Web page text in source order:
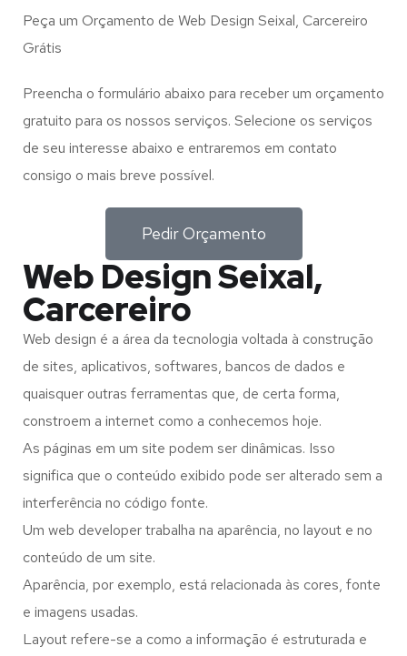
Peça um Orçamento de Web Design Seixal, Carcereiro
Grátis
Preencha o formulário abaixo para receber um orçamento
gratuito para os nossos serviços. Selecione os serviços
de seu interesse abaixo e entraremos em contato
consigo o mais breve possível.
Pedir Orçamento
Web Design Seixal,
Carcereiro
Web design é a área da tecnologia voltada à construção
de sites, aplicativos, softwares, bancos de dados e
quaisquer outras ferramentas que, de certa forma,
constroem a internet como a conhecemos hoje.
As páginas em um site podem ser dinâmicas. Isso
significa que o conteúdo exibido pode ser alterado sem a
interferência no código fonte.
Um web developer trabalha na aparência, no layout e no
conteúdo de um site.
Aparência, por exemplo, está relacionada às cores, fonte
e imagens usadas.
Layout refere-se a como a informação é estruturada e